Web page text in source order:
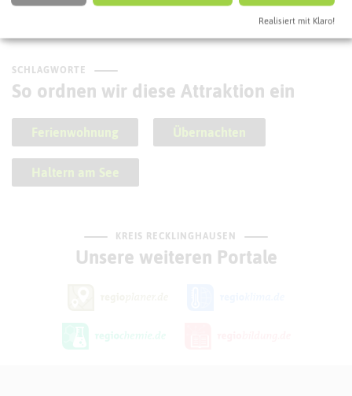
SCHLAGWORTE
So ordnen wir diese Attraktion ein
Ferienwohnung Übernachten
Haltern am See
KREIS RECKLINGHAUSEN
Unsere weiteren Portale
Realisiert mit Klaro!